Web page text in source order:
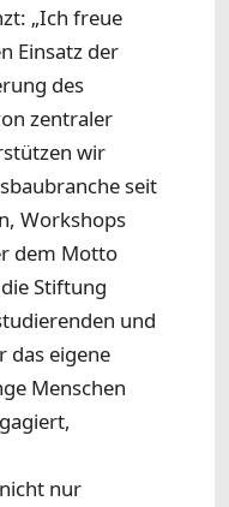
„Ich freue
Einsatz der
des
zentraler
wir
seit
Workshops
dem Motto
Stiftung
und
das eigene
Menschen
nur